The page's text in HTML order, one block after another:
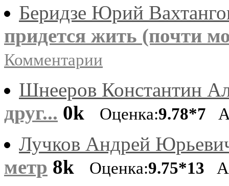
Беридзе Юрий
придется жить (почти
Комментарии
Шнееров Константин
друг... 0k Оценка:9.78*7
Лучков Андрей
метр 8k Оценка:9.75*13